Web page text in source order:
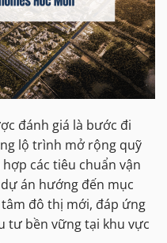
đánh giá là bước đi
lộ trình mở rộng quỹ
hợp các tiêu chuẩn vận
án hướng đến mục
đô thị mới, đáp ứng
tư bền vững tại khu vực